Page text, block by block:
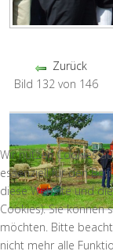
Zurück
Bild 132 von 146
Wir nutzen Cookies
essenziell für den
diese Website und
Cookies). Sie können
möchten. Bitte
nicht mehr alle